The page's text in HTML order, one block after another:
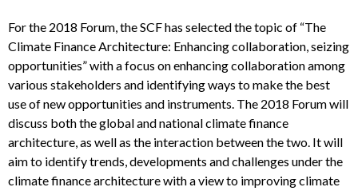
For the 2018 Forum, the SCF has selected the topic of “The
Climate Finance Architecture: Enhancing collaboration, seizing
opportunities” with a focus on enhancing collaboration among
various stakeholders and identifying ways to make the best
use of new opportunities and instruments. The 2018 Forum will
discuss both the global and national climate finance
architecture, as well as the interaction between the two. It will
aim to identify trends, developments and challenges under the
climate finance architecture with a view to improving climate